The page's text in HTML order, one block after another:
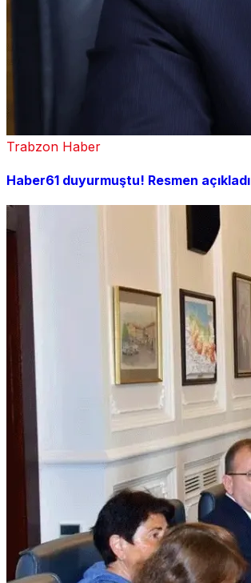
Trabzon Haber
Haber61 duyurmuştu! Resmen açıkladı